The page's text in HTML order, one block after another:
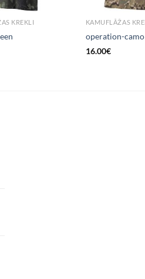
KREKLI KAMUFLĀŽAS
operation-camo
16.00€